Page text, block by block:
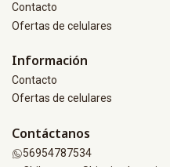
Contacto
Ofertas de celulares
Información
Contacto
Ofertas de celulares
Contáctanos
56954787534